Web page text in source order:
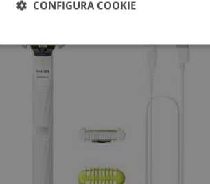
CONFIGURA COOKIE
dell'account. Il sito web non può essere utilizzato
Nome